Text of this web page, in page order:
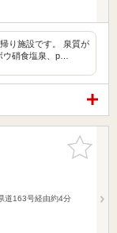
り施設です。 泉質が
ウ硝食塩泉、p…
お気に入
りに追加
道163号経由約4分